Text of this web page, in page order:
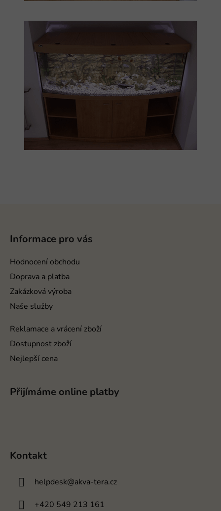
Informace pro vás
Hodnocení obchodu
Doprava a platba
Zakázková výroba
Naše služby
Reklamace a vrácení zboží
Dostupnost zboží
Nejlepší cena
Přijímáme online platby
Kontakt
helpdesk@akva-tera.cz
+420 549 213 161